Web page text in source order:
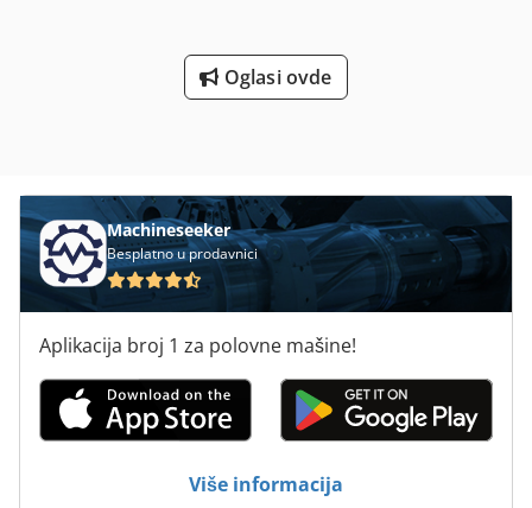
Oglasi ovde
Machineseeker
Besplatno u prodavnici
Aplikacija broj 1 za polovne mašine!
Više informacija